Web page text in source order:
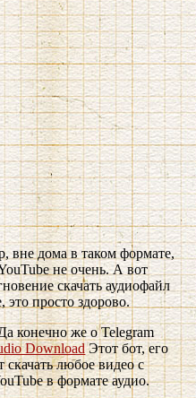
вне дома в таком формате,
не очень. А вот
скачать аудиофайл
просто здорово.
конечно же о Telegram
DownloadЭтот бот, его
скачать любое видео с
в формате аудио.